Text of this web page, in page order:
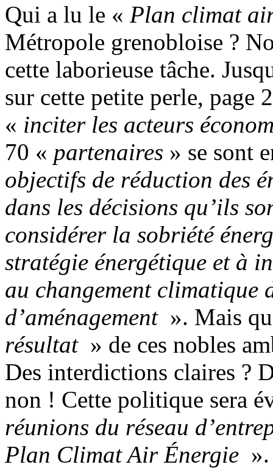
Qui a lu le « Plan climat
Métropole grenobloise ?
cette laborieuse tâche.
sur cette petite perle, page
« inciter les acteurs
70 « partenaires » se sont
objectifs de réduction des
dans les décisions qu’ils
considérer la sobriété
stratégie énergétique et à
au changement climatique
d’aménagement ». Mais
résultat » de ces nobles
Des interdictions claires ?
non ! Cette politique sera
réunions du réseau
Plan Climat Air Énergie